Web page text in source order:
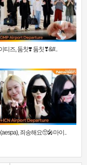
티즈, 둠칫❣️ 둠칫❣&#..
죄송해요🥺🎤마이..